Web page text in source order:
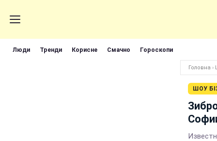
Люди Тренди Корисне Смачно Гороскопи
Головна ›
ШОУ